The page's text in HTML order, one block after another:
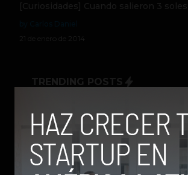
[Curiosidades] Cuando salieron 3
21 de enero de 2014
TRENDING POSTS
con modelos enfocados
generativa de imágenes
ChatGPT Work: el nuevo
de OpenAI que promete